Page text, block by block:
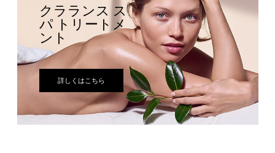
クラランス ス
パ トリートメ
ント
詳しくはこちら